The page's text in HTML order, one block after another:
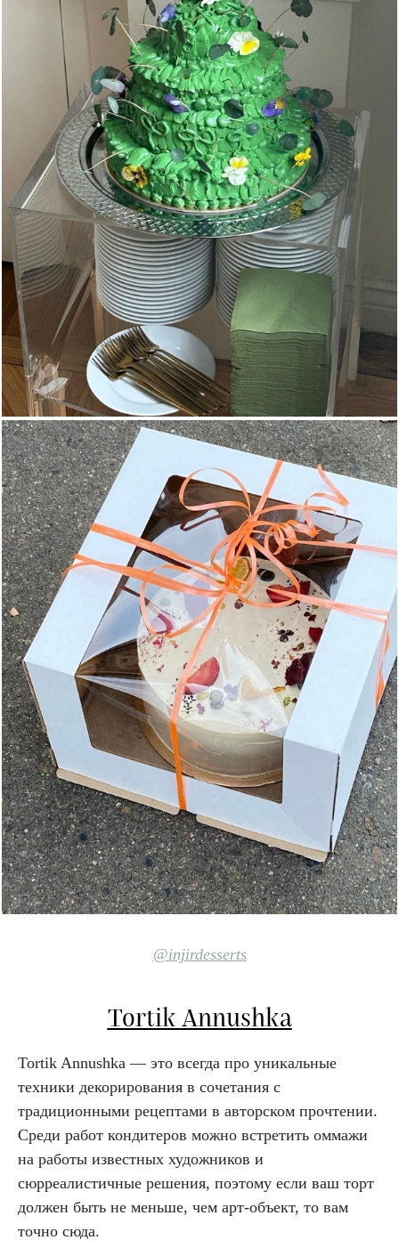
@injirdesserts
Tortik Annushka
Tortik Annushka — это всегда про уникальные
техники декорирования в сочетания с
традиционными рецептами в авторском прочтении.
Среди работ кондитеров можно встретить оммажи
на работы известных художников и
сюрреалистичные решения, поэтому если ваш торт
должен быть не меньше, чем арт-объект, то вам
точно сюда.